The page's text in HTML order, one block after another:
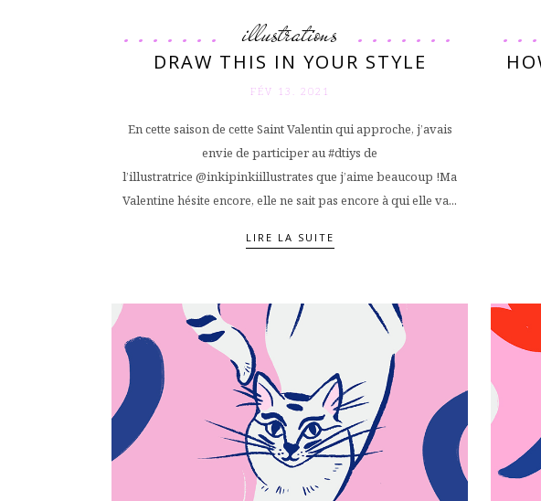
illustrations
DRAW THIS IN YOUR STYLE
FÉV 13. 2021
En cette saison de cette Saint Valentin qui approche, j’avais
envie de participer au #dtiys de
l’illustratrice @inkipinkiillustrates que j’aime beaucoup !Ma
Valentine hésite encore, elle ne sait pas encore à qui elle va...
LIRE LA SUITE